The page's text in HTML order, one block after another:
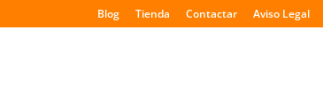
Blog Tienda Contactar Aviso Legal